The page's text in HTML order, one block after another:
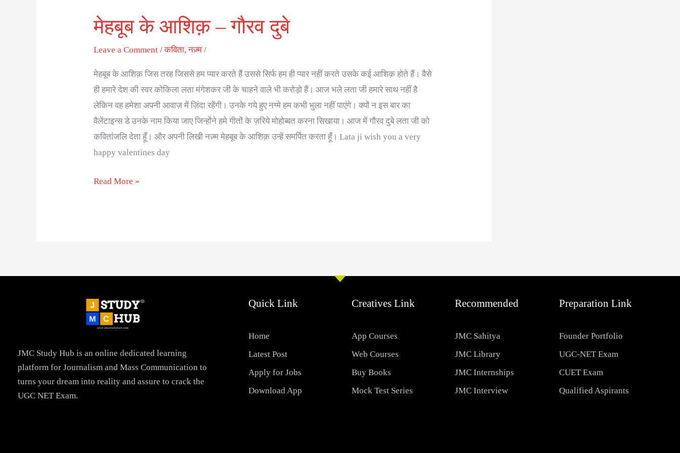
मेहबूब के आशिक़ – गौरव दुबे
Leave a Comment /कविता,नज़्म /
मेहबूब के आशिक़ जिस तरह जिससे हम प्यार करते हैं उससे सिर्फ हम ही प्यार नहीं करते उसके कई आशिक़ होते हैं। वैसे
ही हमारे देश की स्वर कोकिला लता मंगेशकर जी के चाहने वाले भी करोड़ो हैं। आज भले लता जी हमारे साथ नहीं है
लेकिन वह हमेशा अपनी आवाज़ में ज़िंदा रहेंगी। उनके गये हुए नग्मे हम कभी भुला नहीं पाएंगे। क्यों न इस बार का
वैलेंटाइन्स डे उनके नाम किया जाए जिन्होंने हमे गीतों के ज़रिये मोहोब्बत करना सिखाया। आज में गौरव दुबे लता जी को
कवितांजलि देता हूँ। और अपनी लिखी नज़्म मेहबूब के आशिक़ उन्हें समर्पित करता हूँ। Lata ji wish you a very
happy valentines day
मेहबूब
आशिक़
–
गौरव
दुबे
Read More »
JMC Study Hub is an online dedicated learning
platform for Journalism and Mass Communication to
turns your dream into reality and assure to crack the
UGC NET Exam.
Quick Link
Home
Latest Post
Apply for Jobs
Download App
Creatives Link
App Courses
Web Courses
Buy Books
Mock Test Series
Recommended
JMC Sahitya
JMC Library
JMC Internships
JMC Interview
Preparation Link
Founder Portfolio
UGC-NET Exam
CUET Exam
Qualified Aspirants